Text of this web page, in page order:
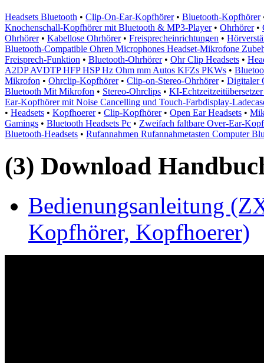
Headsets Bluetooth • Clip-On-Ear-Kopfhörer• Bluetooth-Kopfhörer
Knochenschall-Kopfhörer mit Bluetooth & MP3-Player• Ohrhörer•
Ohrhörer• Kabellose Ohrhörer• Freisprecheinrichtungen •
Bluetooth-Compatible Ohren Microphones Headset-Mikrofone
Freisprech-Funktion • Bluetooth-Ohrhörer• Ohr Clip Headsets •
A2DP AVDTP HFP HSP Hz Ohm mm Autos KFZs PKWs •
Mikrofon • Ohrclip-Kopfhörer• Clip-on-Stereo-Ohrhörer• Digitaler
Bluetooth Mit Mikrofon • Stereo-Ohrclips • KI-
Ear-Kopfhörer mit Noise Cancelling und Touch-Farbdisplay-
• Headsets • Kopfhoerer• Clip-Kopfhörer• Open Ear Headsets •
Gamings • Bluetooth Headsets Pc • Zweifach faltbare Over-Ear-
Bluetooth-Headsets • Rufannahmen Rufannahmetasten Computer
(3) Download
Bedienungsanleitung
Kopfhörer, Kopfhoerer)